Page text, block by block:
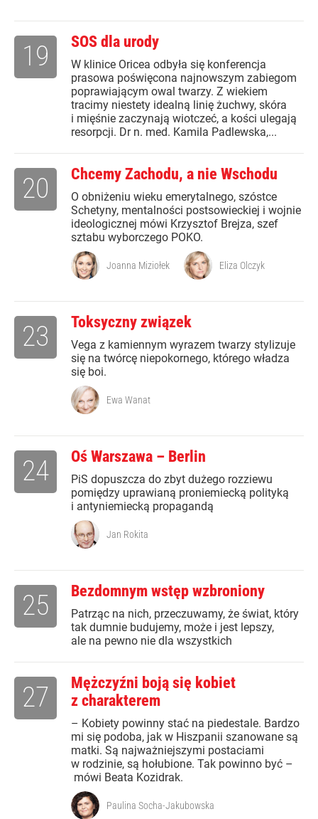
SOS dla urody
W klinice Oricea odbyła się konferencja
prasowa poświęcona najnowszym zabiegom
poprawiającym owal twarzy. Z wiekiem
tracimy niestety idealną linię żuchwy, skóra
i mięśnie zaczynają wiotczeć, a kości ulegają
resorpcji. Dr n. med. Kamila Padlewska,...
19
Chcemy Zachodu, a nie Wschodu
O obniżeniu wieku emerytalnego, szóstce
Schetyny, mentalności postsowieckiej i wojnie
ideologicznej mówi Krzysztof Brejza, szef
sztabu wyborczego POKO.
20
Joanna Miziołek Eliza Olczyk
Toksyczny związek
Vega z kamiennym wyrazem twarzy stylizuje
się na twórcę niepokornego, którego władza
się boi.
23
Ewa Wanat
Oś Warszawa – Berlin
PiS dopuszcza do zbyt dużego rozziewu
pomiędzy uprawianą proniemiecką polityką
i antyniemiecką propagandą
24
Jan Rokita
Bezdomnym wstęp wzbroniony
Patrząc na nich, przeczuwamy, że świat, który
tak dumnie budujemy, może i jest lepszy,
ale na pewno nie dla wszystkich
25
Mężczyźni boją się kobiet
z charakterem
– Kobiety powinny stać na piedestale. Bardzo
mi się podoba, jak w Hiszpanii szanowane są
matki. Są najważniejszymi postaciami
w rodzinie, są hołubione. Tak powinno być –
mówi Beata Kozidrak.
27
Paulina Socha-Jakubowska